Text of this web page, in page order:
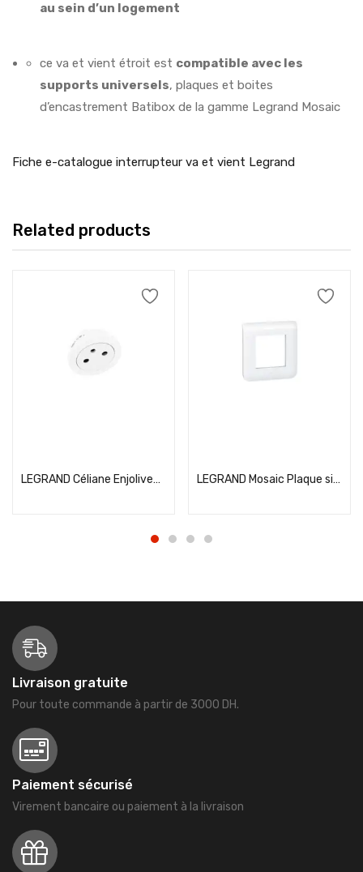
au sein d’un logement
ce va et vient étroit est compatible avec les
supports universels, plaques et boites
d’encastrement Batibox de la gamme Legrand Mosaic
Fiche e-catalogue interrupteur va et vient Legrand
Related products
LEGRAND Céliane Enjoliveur prise de courant 2P+T affleurant blanc – 068111 LEGRAND Mosaic Plaque simple blanc – 078802
Livraison gratuite
Pour toute commande à partir de 3000 DH.
Paiement sécurisé
Virement bancaire ou paiement à la livraison